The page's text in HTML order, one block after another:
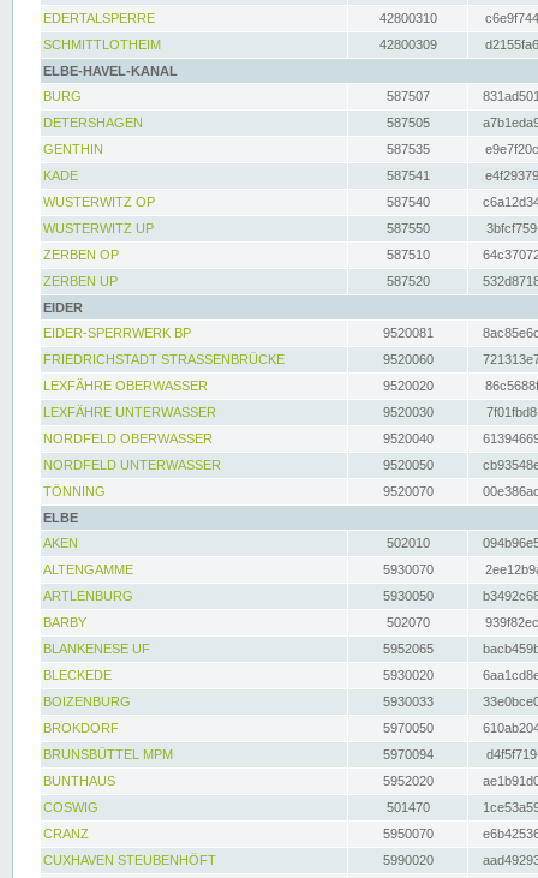
EDERTALSPERRE
42800310
SCHMITTLOTHEIM
42800309
ELBE-HAVEL-KANAL
BURG
587507
DETERSHAGEN
587505
GENTHIN
587535
KADE
587541
WUSTERWITZ OP
587540
WUSTERWITZ UP
587550
ZERBEN OP
587510
ZERBEN UP
587520
EIDER
EIDER-SPERRWERK BP
9520081
FRIEDRICHSTADT STRASSENBRÜCKE
9520060
LEXFÄHRE OBERWASSER
9520020
LEXFÄHRE UNTERWASSER
9520030
NORDFELD OBERWASSER
9520040
NORDFELD UNTERWASSER
9520050
TÖNNING
9520070
ELBE
AKEN
502010
ALTENGAMME
5930070
ARTLENBURG
5930050
BARBY
502070
BLANKENESE UF
5952065
BLECKEDE
5930020
BOIZENBURG
5930033
BROKDORF
5970050
BRUNSBÜTTEL MPM
5970094
BUNTHAUS
5952020
COSWIG
501470
CRANZ
5950070
CUXHAVEN STEUBENHÖFT
5990020